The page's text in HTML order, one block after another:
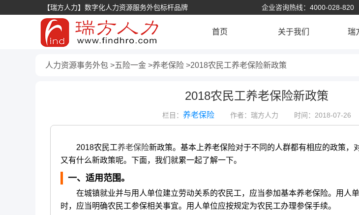
【瑞方人力】数字化人力资源服务外包标杆品牌 企业咨询热线：4000-028-820
首页 关于我们 瑞
人力资源事务外包 五险一金 养老保险 2018农民工养老保险新政策
2018农民工养老保险新政策
栏目： 养老保险 作者：瑞方人力 时间：2018-07-26
2018农民工养老保险新政策。基本上养老保险对于不同的人群都有相应的政策，
又有什么新政策呢。下面，我们就累一起了解一下。
一、适用范围。
在城镇就业并与用人单位建立劳动关系的农民工，应当参加基本养老保险。用人
时，应当明确农民工参保相关事宜。用人单位应按规定为农民工办理参保手续。